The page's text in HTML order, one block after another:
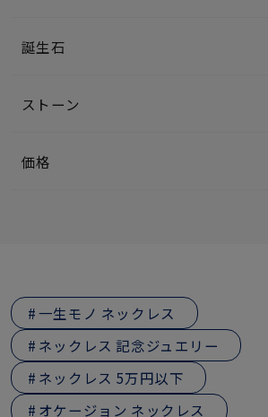
誕生石
ストーン
価格
一生モノ ネックレス
ネックレス 記念ジュエリー
ネックレス 5万円以下
オケージョン ネックレス